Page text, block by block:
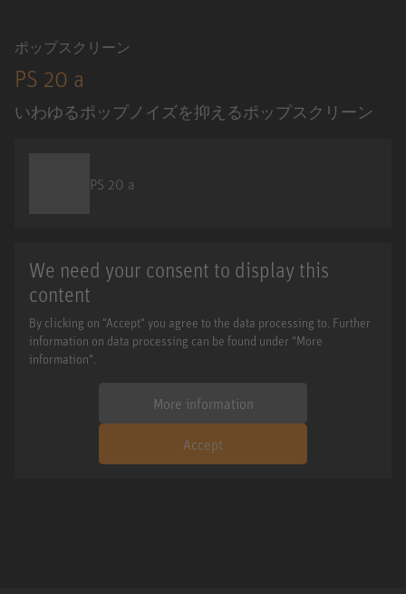
ポップスクリーン
PS 20 a
いわゆるポップノイズを抑えるポップスクリーン
PS 20 a
We need your consent to display this
content
By clicking on "Accept" you agree to the data processing to. Further
information on data processing can be found under "More
information".
More information
Accept